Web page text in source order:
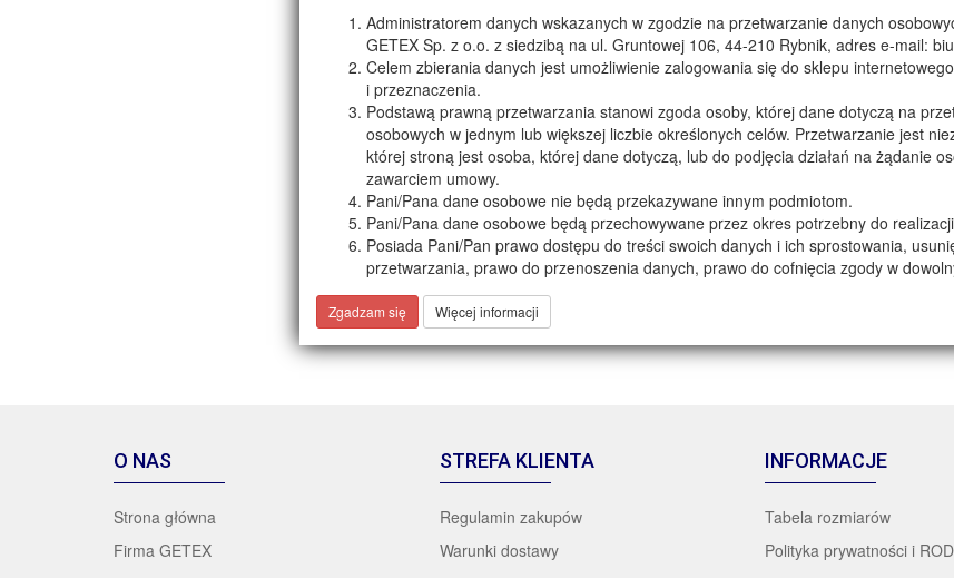
Powtórz hasło
Zgadzam się naprzetwarzanie moich danych
osobowychdo celów związanych z realizacją
zamówień
Zgadzam się naprzetwarzanie moich danych
osobowychdo celów marketingowych (np.
newsletter)
Przeczytałem i akceptuję regulamin sklepu
O NAS
Strona główna
Firma GETEX
STREFA KLIENTA
Regulamin zakupów
Warunki dostawy
INFORMACJE
Tabela rozmiarów
Polityka prywatności i
Administratorem danych wskazanych w zgodzie na przetwarzanie danych
GETEX Sp. z o.o. z siedzibą na ul. Gruntowej 106, 44-210 Rybnik, adres e-mail:
Celem zbierania danych jest umożliwienie zalogowania się do sklepu
i przeznaczenia.
Podstawą prawną przetwarzania stanowi zgoda osoby, której dane dotyczą na
osobowych w jednym lub większej liczbie określonych celów. Przetwarzanie jest
której stroną jest osoba, której dane dotyczą, lub do podjęcia działań na żądanie
zawarciem umowy.
Pani/Pana dane osobowe nie będą przekazywane innym podmiotom.
Pani/Pana dane osobowe będą przechowywane przez okres potrzebny do
Posiada Pani/Pan prawo dostępu do treści swoich danych i ich sprostowania,
przetwarzania, prawo do przenoszenia danych, prawo do cofnięcia zgody w
Pani/Pana dane będą przetwarzane w sposób zautomatyzowany w tym również w
Zautomatyzowane podejmowanie decyzji będzie odbywało się na zasadach
usługi, odpowiadającego Pani/Pana preferencjom.
Zgadzam się Więcej informacji